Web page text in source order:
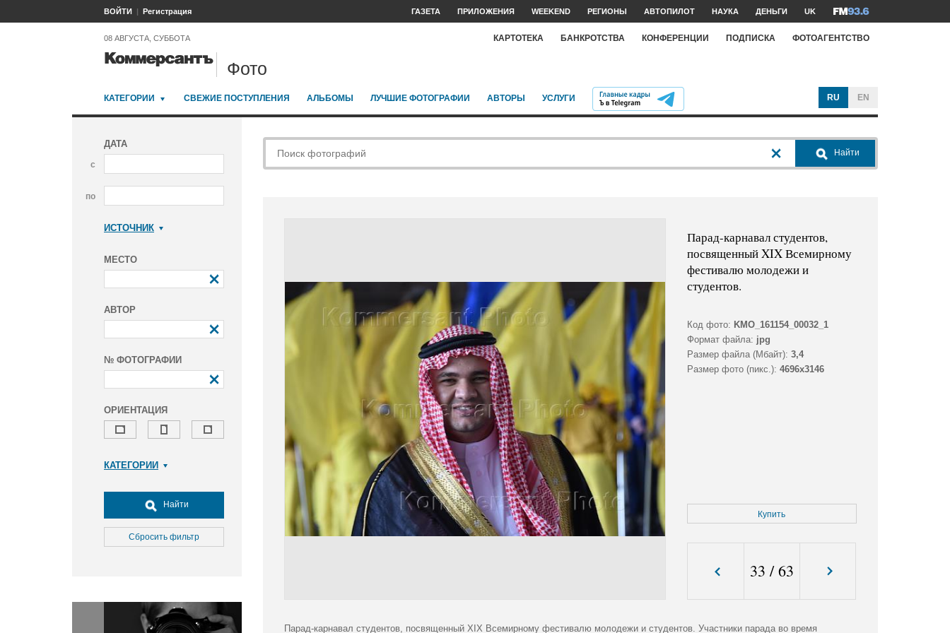
ВОЙТИ Регистрация ГАЗЕТА ПРИЛОЖЕНИЯ WEEKEND РЕГИОНЫ АВТОПИЛОТ НАУКА ДЕНЬГИ UK
08 АВГУСТА, СУББОТА КАРТОТЕКА БАНКРОТСТВА КОНФЕРЕНЦИИ ПОДПИСКА ФОТОАГЕНТСТВО
Фото
КАТЕГОРИИ СВЕЖИЕ ПОСТУПЛЕНИЯ АЛЬБОМЫ ЛУЧШИЕ ФОТОГРАФИИ АВТОРЫ УСЛУГИ RU EN
ДАТА
с
по
ИСТОЧНИК
МЕСТО
АВТОР
№ ФОТОГРАФИИ
ОРИЕНТАЦИЯ
КАТЕГОРИИ
Досуг, туризм и отдых
Культура
Медицина
Окружающая среда
Политика
Найти
Сбросить фильтр
Найти
Парад-карнавал студентов,
посвященный XIX Всемирному
фестивалю молодежи и
студентов.
Код фото: KMO_161154_00032_1
Формат файла: jpg
Размер файла (Мбайт): 3,4
Размер фото (пикс.): 4696x3146
Купить
33 /63
Парад-карнавал студентов, посвященный XIX Всемирному фестивалю молодежи и студентов. Участники парада во время